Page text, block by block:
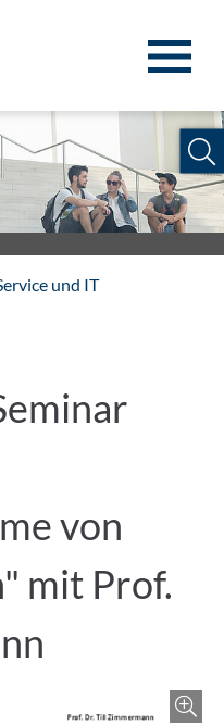
und IT
von
mit Prof.